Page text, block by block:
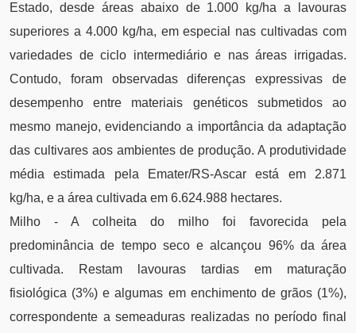
Estado, desde áreas abaixo de 1.000 kg/ha a lavouras
superiores a 4.000 kg/ha, em especial nas cultivadas com
variedades de ciclo intermediário e nas áreas irrigadas.
Contudo, foram observadas diferenças expressivas de
desempenho entre materiais genéticos submetidos ao
mesmo manejo, evidenciando a importância da adaptação
das cultivares aos ambientes de produção. A produtividade
média estimada pela Emater/RS-Ascar está em 2.871
kg/ha, e a área cultivada em 6.624.988 hectares.
Milho - A colheita do milho foi favorecida pela
predominância de tempo seco e alcançou 96% da área
cultivada. Restam lavouras tardias em maturação
fisiológica (3%) e algumas em enchimento de grãos (1%),
correspondente a semeaduras realizadas no período final